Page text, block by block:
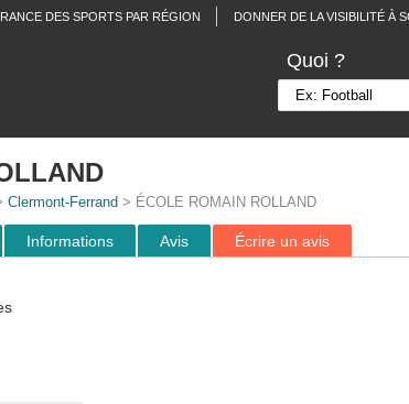
DES SPORTS PAR RÉGION DONNER DE LA VISIBILITÉ À
Quoi ?
Clermont-Ferrand > ÉCOLE ROMAIN ROLLAND
Informations Avis Écrire un avis